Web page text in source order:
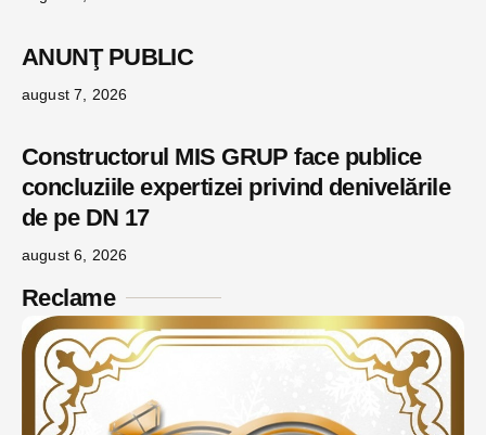
ANUNŢ PUBLIC
august 7, 2026
Constructorul MIS GRUP face publice
concluziile expertizei privind denivelările
de pe DN 17
august 6, 2026
Reclame